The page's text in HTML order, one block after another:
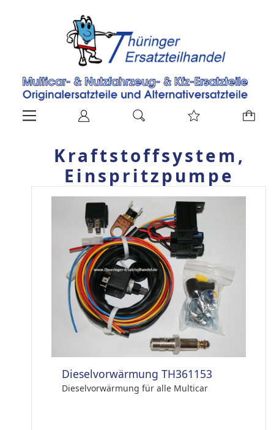
Kraftstoffsystem,
Einspritzpumpe
Dieselvorwärmung TH361153
Dieselvorwärmung für alle Multicar